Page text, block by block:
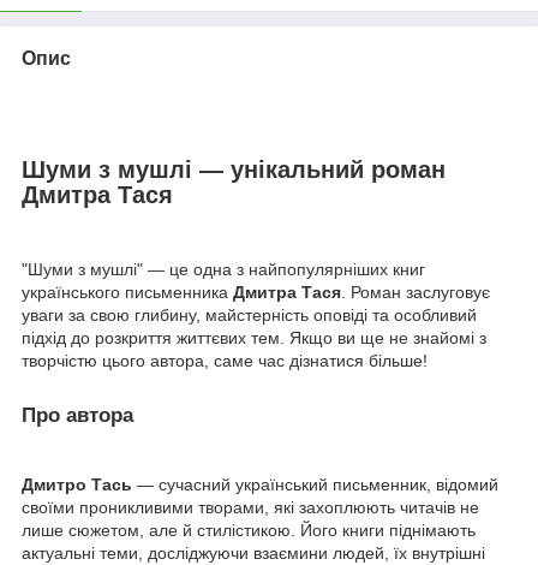
Опис
Шуми з мушлі — унікальний роман
Дмитра Тася
"Шуми з мушлі" — це одна з найпопулярніших книг
українського письменника Дмитра Тася. Роман заслуговує
уваги за свою глибину, майстерність оповіді та особливий
підхід до розкриття життєвих тем. Якщо ви ще не знайомі з
творчістю цього автора, саме час дізнатися більше!
Про автора
Дмитро Тась — сучасний український письменник, відомий
своїми проникливими творами, які захоплюють читачів не
лише сюжетом, але й стилістикою. Його книги піднімають
актуальні теми, досліджуючи взаємини людей, їх внутрішні